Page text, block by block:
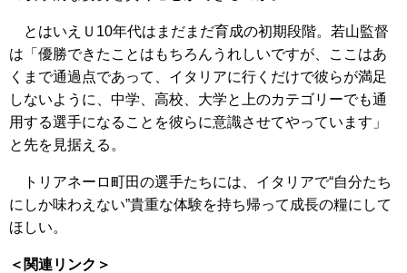
とはいえＵ10年代はまだまだ育成の初期段階。若山監督
は「優勝できたことはもちろんうれしいですが、ここはあ
くまで通過点であって、イタリアに行くだけで彼らが満足
しないように、中学、高校、大学と上のカテゴリーでも通
用する選手になることを彼らに意識させてやっています」
と先を見据える。
トリアネーロ町田の選手たちには、イタリアで“自分たち
にしか味わえない”貴重な体験を持ち帰って成長の糧にして
ほしい。
＜関連リンク＞